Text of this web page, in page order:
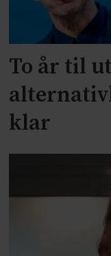
To år til
klar